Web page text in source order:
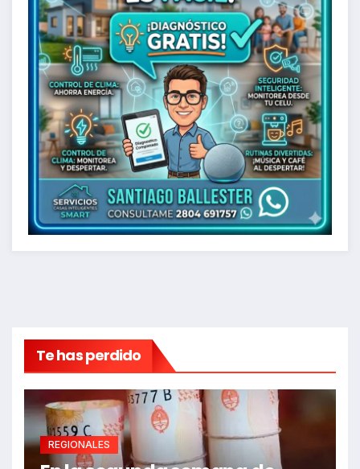
Te has perdido
REGIONALES